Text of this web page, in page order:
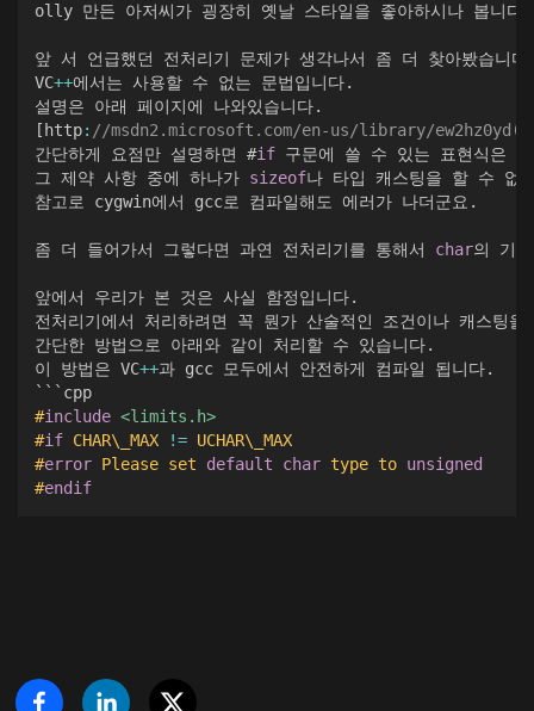
olly 만든 아저씨가 굉장히 옛날 스타일을 좋아하시나 봅니다
앞 서 언급했던 전처리기 문제가 생각나서 좀 더 찾아봤습니다
VC++에서는 사용할 수 없는 문법입니다.
설명은 아래 페이지에 나와있습니다.
[ http: //msdn2.microsoft.com/en-us/library/
간단하게 요점만 설명하면 #if 구문에 쓸 수 있는 표현식은 상
그 제약 사항 중에 하나가 sizeof나 타입 캐스팅을 할 수 없
참고로 cygwin에서 gcc로 컴파일해도 에러가 나더군요 .
좀 더 들어가서 그렇다면 과연 전처리기를 통해서 char의 기
앞에서 우리가 본 것은 사실 함정입니다.
전처리기에서 처리하려면 꼭 뭔가 산술적인 조건이나 캐스팅
간단한 방법으로 아래와 같이 처리할 수 있습니다.
이 방법은 VC++과 gcc 모두에서 안전하게 컴파일 됩니다.
```cpp
#include <limits.h>
#if CHAR\_MAX != UCHAR\_MAX
#error Please set default char type to unsigned
#endif